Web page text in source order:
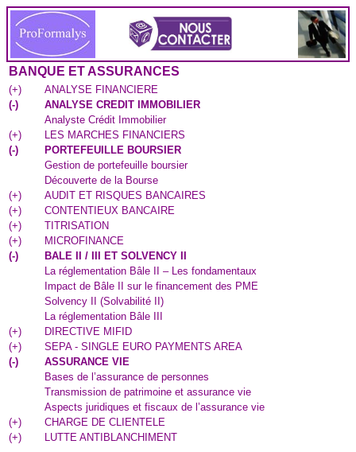
BANQUE ET ASSURANCES
(+)
ANALYSE FINANCIERE
(-)
ANALYSE CREDIT IMMOBILIER
Analyste Crédit Immobilier
(+)
LES MARCHES FINANCIERS
(-)
PORTEFEUILLE BOURSIER
Gestion de portefeuille boursier
Découverte de la Bourse
(+)
AUDIT ET RISQUES BANCAIRES
(+)
CONTENTIEUX BANCAIRE
(+)
TITRISATION
(+)
MICROFINANCE
(-)
BALE II / III ET SOLVENCY II
La réglementation Bâle II – Les fondamentaux
Impact de Bâle II sur le financement des PME
Solvency II (Solvabilité II)
La réglementation Bâle III
(+)
DIRECTIVE MIFID
(+)
SEPA - SINGLE EURO PAYMENTS AREA
(-)
ASSURANCE VIE
Bases de l’assurance de personnes
Transmission de patrimoine et assurance vie
Aspects juridiques et fiscaux de l’assurance vie
(+)
CHARGE DE CLIENTELE
(+) LUTTE ANTIBLANCHIMENT